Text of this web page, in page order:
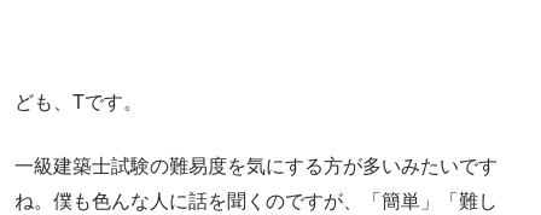
ども、Tです。
一級建築士試験の難易度を気にする方が多いみたいです
ね。僕も色んな人に話を聞くのですが、「簡単」「難し